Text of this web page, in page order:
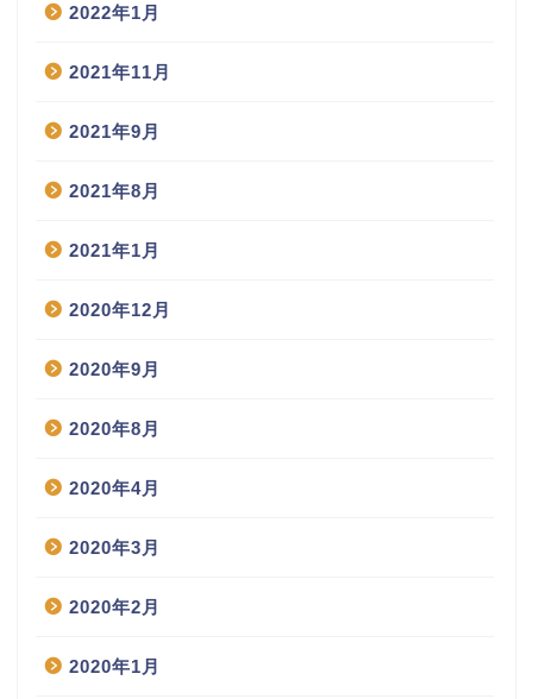
2022年1月
2021年11月
2021年9月
2021年8月
2021年1月
2020年12月
2020年9月
2020年8月
2020年4月
2020年3月
2020年2月
2020年1月